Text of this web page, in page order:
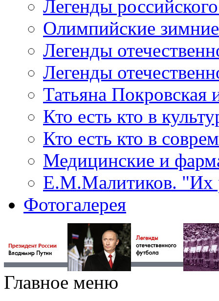
Легенды
Олимпийские
Легенды
Легенды
Татьяна Покровская
Кто есть кто в
Кто есть кто в
Медицинские и
Е.М.Малитиков. "Их
Фотогалерея
Главное меню